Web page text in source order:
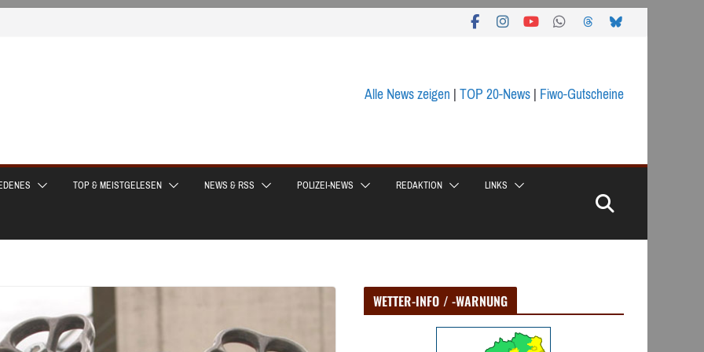
Alle News zeigen|TOP 20-News|Fiwo-Gutscheine
TOP & MEISTGELESEN NEWS & RSS POLIZEI-NEWS REDAKTION LINKS
WETTER-INFO / -WARNUNG